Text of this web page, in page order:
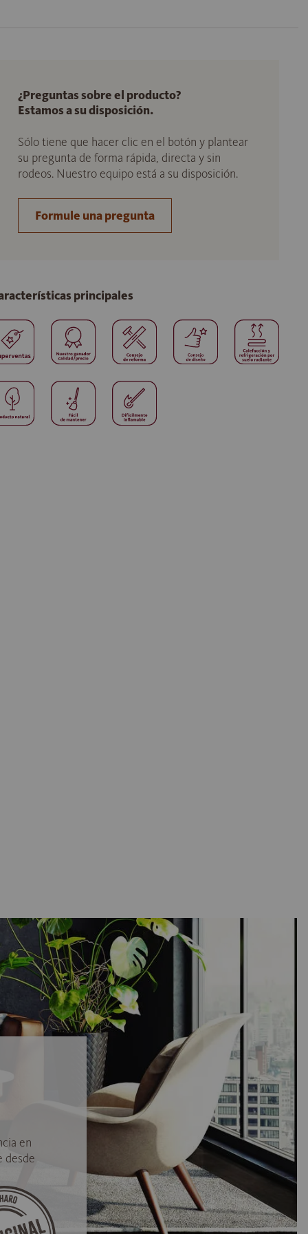
¿Preguntas sobre el producto?
Estamos a su disposición.
Sólo tiene que hacer clic en el botón y plantear
su pregunta de forma rápida, directa y sin
rodeos. Nuestro equipo está a su disposición.
Formule una pregunta
principales
en
desde